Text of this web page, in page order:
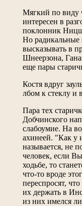
Мягкий по виду
интересен в
поклонник
Но радикальные
высказывать в
Шнеерзона,
еще пары
Костя вдруг
лбом к стеклу и
Пара тех
Добчинского
слабоумие. На
ахинеей. "Как у
называется, не
человек, если
ходьбе, то
что-то вроде
переспросят,
их держать в
из них имелся